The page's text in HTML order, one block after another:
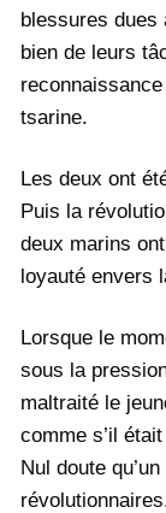
blessures dues
bien de leurs
tsarine.
Les deux ont
Puis la
deux marins
loyauté envers
Lorsque le
sous la
maltraité le
comme s’il
Nul doute